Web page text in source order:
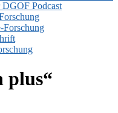
Podcast
Forschung
plus“